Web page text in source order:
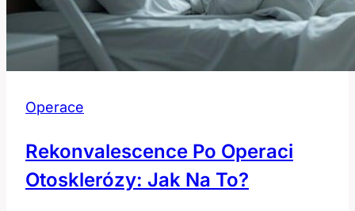
Operace
Rekonvalescence Po Operaci
Otosklerózy: Jak Na To?